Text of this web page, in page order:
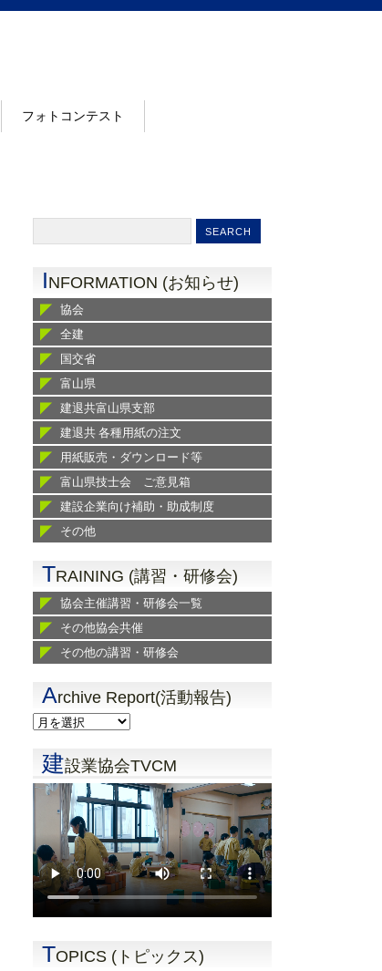
フォトコンテスト
INFORMATION (お知らせ)
協会
全建
国交省
富山県
建退共富山県支部
建退共 各種用紙の注文
用紙販売・ダウンロード等
富山県技士会 ご意見箱
建設企業向け補助・助成制度
その他
TRAINING (講習・研修会)
協会主催講習・研修会一覧
その他協会共催
その他の講習・研修会
Archive Report(活動報告)
建設業協会TVCM
TOPICS (トピックス)